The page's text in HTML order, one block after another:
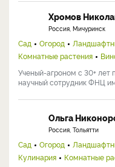
Хромов
Россия, Мичуринск
Сад Огород
Комнатные растения
Ученый-агроном с 30+ лет
научный сотрудник ФНЦ
Ольга
Россия, Тольятти
Сад Огород
Кулинария
Комнатные